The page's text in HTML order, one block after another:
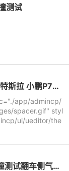
测试
溜背造型轿跑车身 性能敢挑特斯拉 小鹏P7试驾记
app/admincp/
spacer.gif" styl
ui/ueditor/the
第三代哈弗H6 C-NCAP碰撞测试翻车侧气囊和车门无法打开